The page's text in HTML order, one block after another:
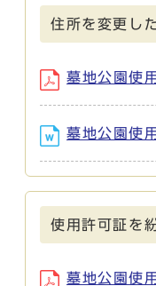
住所を変更し
墓地公園使
墓地公園使
使用許可証を
墓地公園使